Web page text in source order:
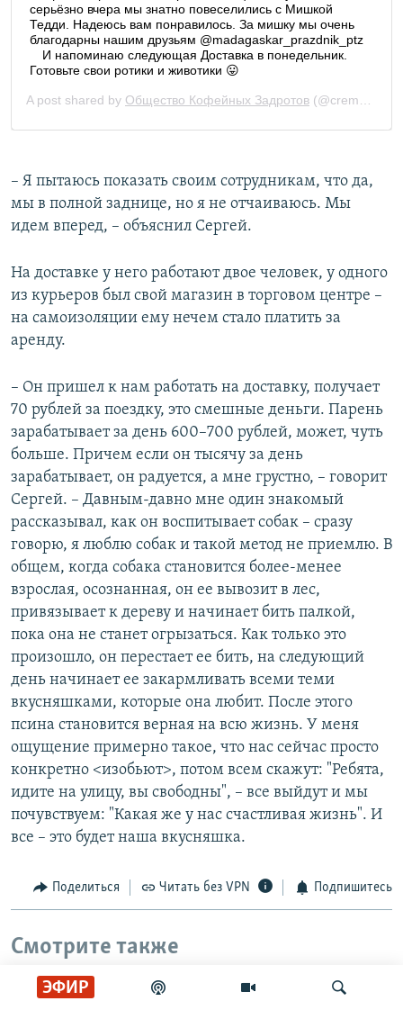
ЭФИР
– Я пытаюсь показать своим сотрудникам, что да,
мы в полной заднице, но я не отчаиваюсь. Мы
идем вперед, – объяснил Сергей.
На доставке у него работают двое человек, у одного
из курьеров был свой магазин в торговом центре –
на самоизоляции ему нечем стало платить за
аренду.
– Он пришел к нам работать на доставку, получает
70 рублей за поездку, это смешные деньги. Парень
зарабатывает за день 600–700 рублей, может, чуть
больше. Причем если он тысячу за день
зарабатывает, он радуется, а мне грустно, – говорит
Сергей. – Давным-давно мне один знакомый
рассказывал, как он воспитывает собак – сразу
говорю, я люблю собак и такой метод не приемлю. В
общем, когда собака становится более-менее
взрослая, осознанная, он ее вывозит в лес,
привязывает к дереву и начинает бить палкой,
пока она не станет огрызаться. Как только это
произошло, он перестает ее бить, на следующий
день начинает ее закармливать всеми теми
вкусняшками, которые она любит. После этого
псина становится верная на всю жизнь. У меня
ощущение примерно такое, что нас сейчас просто
конкретно <изобьют>, потом всем скажут: "Ребята,
идите на улицу, вы свободны", – все выйдут и мы
почувствуем: "Какая же у нас счастливая жизнь". И
все – это будет наша вкусняшка.
Поделиться Читать без VPN Подпишитесь
Смотрите также